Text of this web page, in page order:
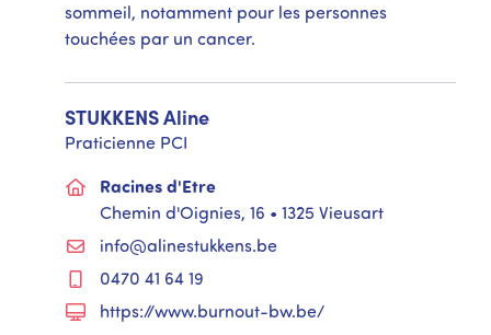
sommeil, notamment pour les personnes
touchées par un cancer.
STUKKENSAline
Praticienne PCI
Racines d'Etre
Chemin d'Oignies, 16 • 1325 Vieusart
info@alinestukkens.be
0470 41 64 19
https://www.burnout-bw.be/